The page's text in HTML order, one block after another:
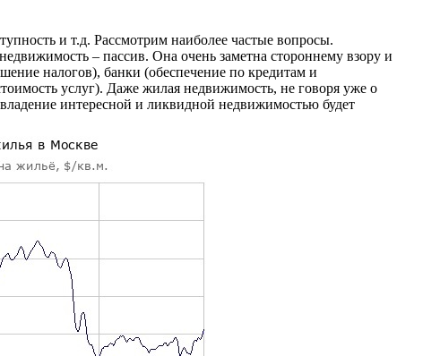
и т.д. Рассмотрим наиболее частые вопросы.
– пассив. Она очень заметна стороннему взору и
налогов), банки (обеспечение по кредитам и
услуг). Даже жилая недвижимость, не говоря уже о
интересной и ликвидной недвижимостью будет